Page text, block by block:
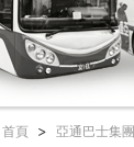
首頁 亞通巴士集團